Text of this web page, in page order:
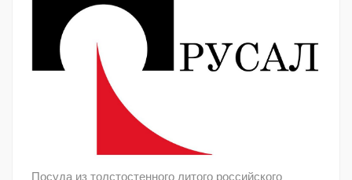
Посуда из толстостенного литого российского